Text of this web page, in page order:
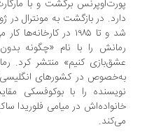
برگشت و با مارگارت
شد و تا ۱۹۸۵ در کارخانه‌ها
را با نام «چگونه بدون
کنیم» منتشر کرد. رمانی
در کشورهای انگلیسی‌زبان -